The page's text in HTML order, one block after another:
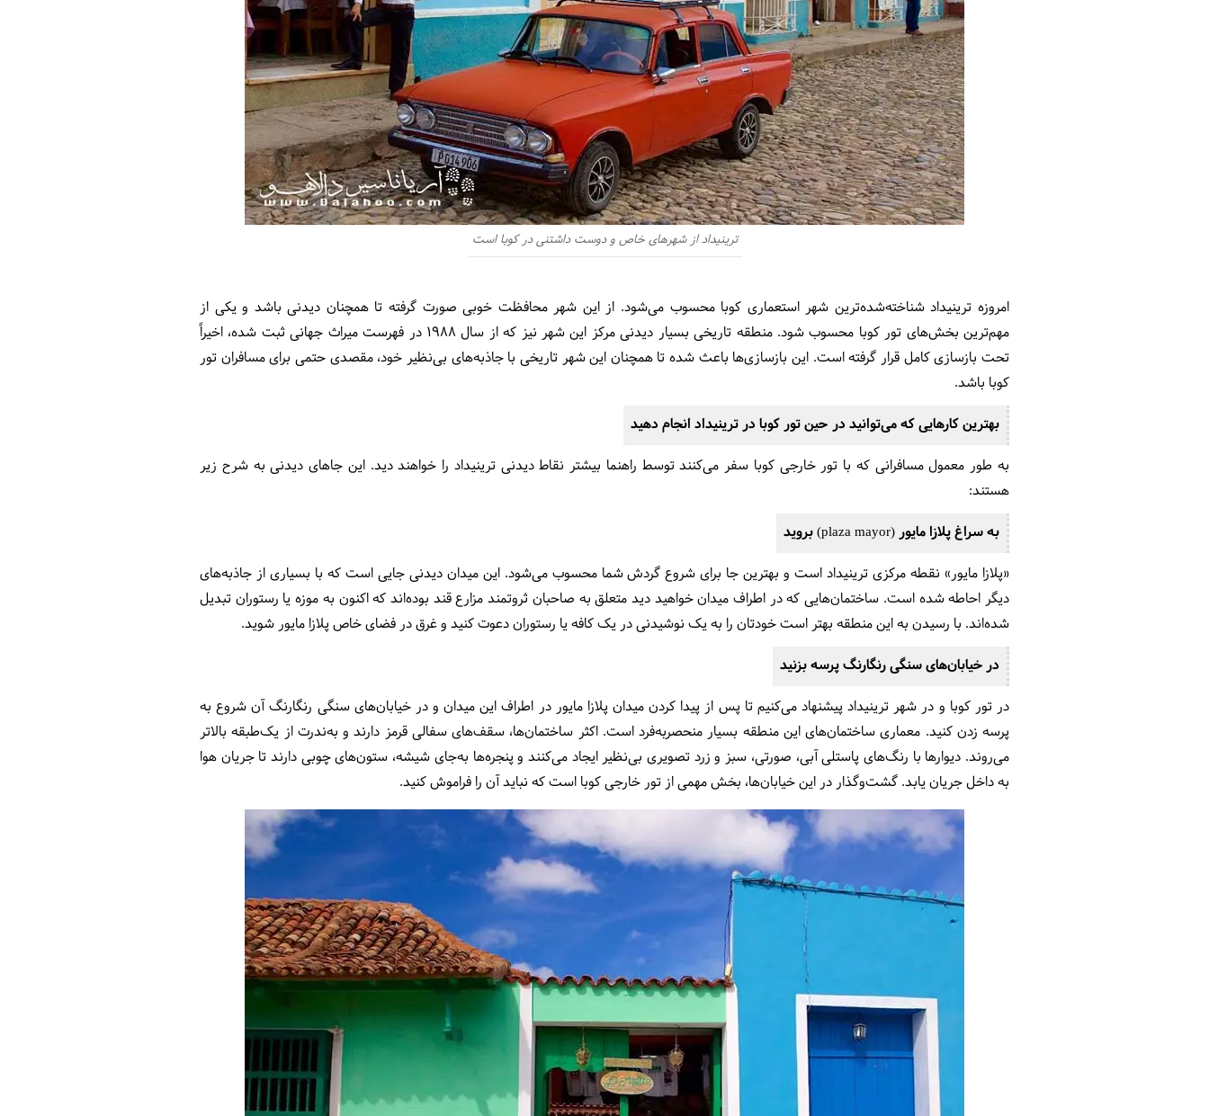
ترینیداد از شهرهای خاص و دوست داشتنی در کوبا است
امروزه ترینیداد شناخته‌شده‌ترین شهر استعماری کوبا محسوب می‌شود. از این شهر محافظت خوبی صورت گرفته تا همچنان دیدنی باشد و یکی از
مهم‌ترین بخش‌های تور کوبا محسوب شود. منطقه تاریخی بسیار دیدنی مرکز این شهر نیز که از سال ۱۹۸۸ در فهرست میراث جهانی ثبت شده، اخیراً
تحت بازسازی کامل قرار گرفته است. این بازسازی‌ها باعث شده تا همچنان این شهر تاریخی با جاذبه‌های بی‌نظیر خود، مقصدی حتمی برای مسافران تور
کوبا باشد.
بهترین کارهایی که می‌توانید در حین تور کوبا در ترینیداد انجام دهید
به طور معمول مسافرانی که با تور خارجی کوبا سفر می‌کنند توسط راهنما بیشتر نقاط دیدنی ترینیداد را خواهند دید. این جاهای دیدنی به شرح زیر
هستند:
به سراغ پلازا مایور (plaza mayor) بروید
«پلازا مایور» نقطه مرکزی ترینیداد است و بهترین جا برای شروع گردش شما محسوب می‌شود. این میدان دیدنی جایی است که با بسیاری از جاذبه‌های
دیگر احاطه شده است. ساختمان‌هایی که در اطراف میدان خواهید دید متعلق به صاحبان ثروتمند مزارع قند بوده‌اند که اکنون به موزه یا رستوران تبدیل
شده‌اند. با رسیدن به این منطقه بهتر است خودتان را به یک نوشیدنی در یک کافه یا رستوران دعوت کنید و غرق در فضای خاص پلازا مایور شوید.
در خیابان‌های سنگی رنگارنگ پرسه بزنید
در تور کوبا و در شهر ترینیداد پیشنهاد می‌کنیم تا پس از پیدا کردن میدان پلازا مایور در اطراف این میدان و در خیابان‌های سنگی رنگارنگ آن شروع به
پرسه زدن کنید. معماری ساختمان‌های این منطقه بسیار منحصربه‌فرد است. اکثر ساختمان‌ها، سقف‌های سفالی قرمز دارند و به‌ندرت از یک‌طبقه بالاتر
می‌روند. دیوارها با رنگ‌های پاستلی آبی، صورتی، سبز و زرد تصویری بی‌نظیر ایجاد می‌کنند و پنجره‌ها به‌جای شیشه، ستون‌های چوبی دارند تا جریان هوا
به داخل جریان یابد. گشت‌وگذار در این خیابان‌ها، بخش مهمی از تور خارجی کوبا است که نباید آن را فراموش کنید.